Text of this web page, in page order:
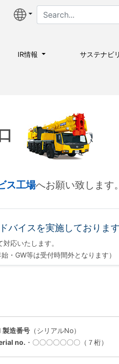
IR情報 サステナビ
ス工場へお願い致します。
イスを実施しております
応いたします。
・GW等は受付時間外となります）
造番号（シリアルNo）
no. ・〇〇〇〇〇〇〇（７桁）